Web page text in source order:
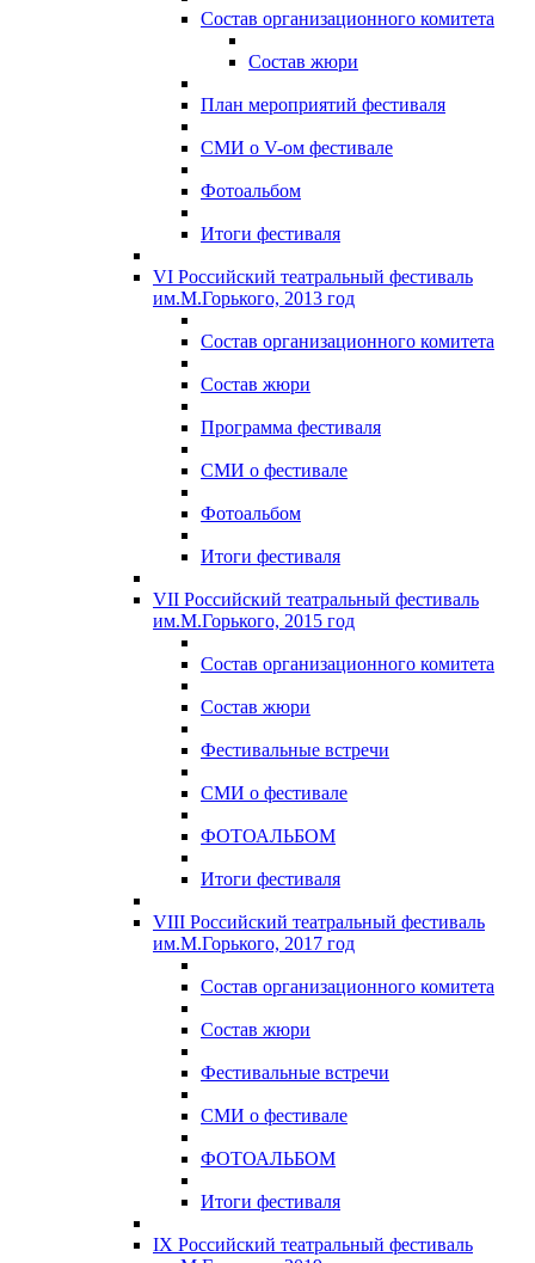
Состав организационного комитета
Состав жюри
План мероприятий фестиваля
СМИ о V-ом фестивале
Фотоальбом
Итоги фестиваля
VI Российский театральный фестиваль
им.М.Горького, 2013 год
Состав организационного комитета
Состав жюри
Программа фестиваля
СМИ о фестивале
Фотоальбом
Итоги фестиваля
VII Российский театральный фестиваль
им.М.Горького, 2015 год
Состав организационного комитета
Состав жюри
Фестивальные встречи
СМИ о фестивале
ФОТОАЛЬБОМ
Итоги фестиваля
VIII Российский театральный фестиваль
им.М.Горького, 2017 год
Состав организационного комитета
Состав жюри
Фестивальные встречи
СМИ о фестивале
ФОТОАЛЬБОМ
Итоги фестиваля
IX Российский театральный фестиваль